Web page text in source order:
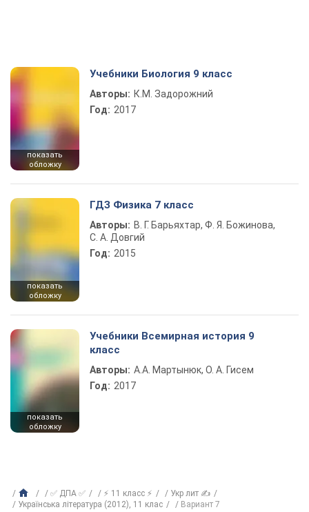
показать
обложку
Учебники Биология 9 класс
Авторы: К.М. Задорожний
Год: 2017
показать
обложку
ГДЗ Физика 7 класс
Авторы: В. Г. Барьяхтар, Ф. Я. Божинова,
С. А. Довгий
Год: 2015
показать
обложку
Учебники Всемирная история 9
класс
Авторы: А.А. Мартынюк, О. А. Гисем
Год: 2017
✅ ДПА ✅ ⚡ 11 класс ⚡
Укр лит ✍
Українська література (2012), 11 клас
Вариант 7